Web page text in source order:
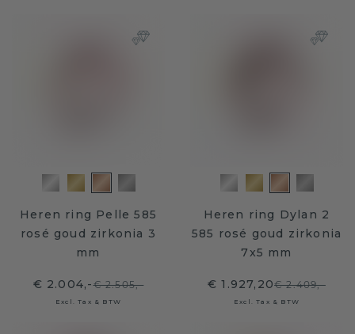
Heren ring Pelle 585
rosé goud zirkonia 3
mm
€ 2.004,-€ 2.505,-
Excl. Tax & BTW
Heren ring Dylan 2
585 rosé goud zirkonia
7x5 mm
€ 1.927,20€ 2.409,-
Excl. Tax & BTW